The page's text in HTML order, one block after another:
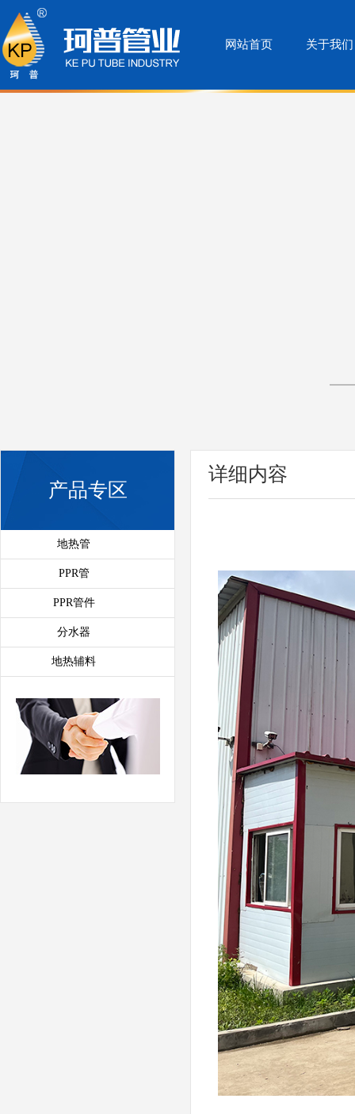
网站首页 关于我们
产品专区
地热管
PPR管
PPR管件
分水器
地热辅料
详细内容